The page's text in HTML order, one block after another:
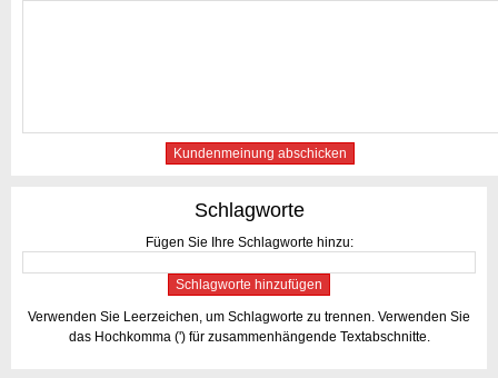
Kundenmeinung abschicken
Schlagworte
Fügen Sie Ihre Schlagworte hinzu:
Schlagworte hinzufügen
Verwenden Sie Leerzeichen, um Schlagworte zu trennen. Verwenden Sie
das Hochkomma (') für zusammenhängende Textabschnitte.